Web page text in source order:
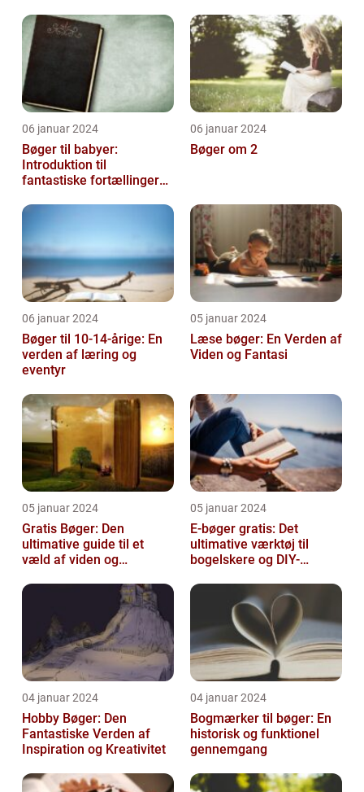
deres bøger
06 januar 2024
Bøger til babyer:
Introduktion til
fantastiske fortællinger
06 januar 2024
Bøger om 2
06 januar 2024
Bøger til 10-14-årige: En
verden af læring og
eventyr
05 januar 2024
Læse bøger: En Verden af
Viden og Fantasi
05 januar 2024
Gratis Bøger: Den
ultimative guide til et
væld af viden og
05 januar 2024
E-bøger gratis: Det
ultimative værktøj til
bogelskere og DIY-
04 januar 2024
Hobby Bøger: Den
Fantastiske Verden af
Inspiration og Kreativitet
04 januar 2024
Bogmærker til bøger: En
historisk og funktionel
gennemgang